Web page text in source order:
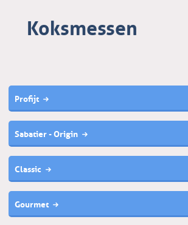
Koksmessen
Profijt
Sabatier - Origin
Classic
Gourmet